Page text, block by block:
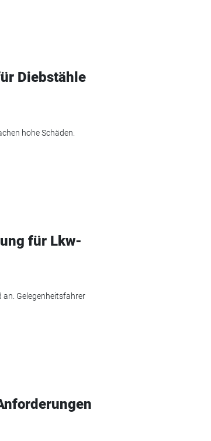
Diebstähle
hohe Schäden.
für Lkw-
Gelegenheitsfahrer